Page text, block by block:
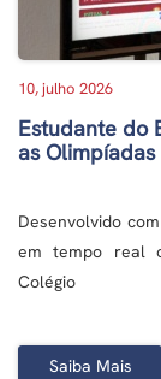
10, julho 2026
Estudante do
as
Desenvolvido
em tempo real
Colégio
Saiba Mais